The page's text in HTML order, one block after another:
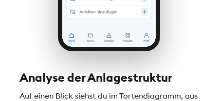
Analyse der Anlagestruktur
Auf einen Blick siehst du im Tortendiagramm, aus